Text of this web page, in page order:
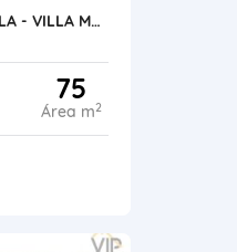
CASA EN VENTA EN SAN PEDRO SULA - VILLA MADERO
75
Área m2